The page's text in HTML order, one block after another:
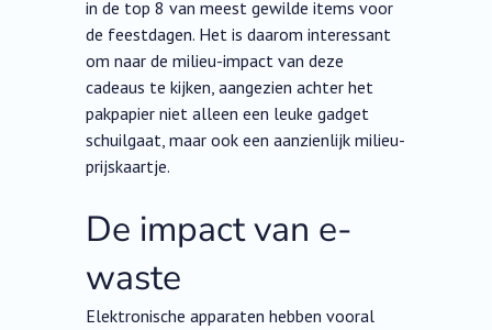
in de top 8 van meest gewilde items voor
de feestdagen. Het is daarom interessant
om naar de milieu-impact van deze
cadeaus te kijken, aangezien achter het
pakpapier niet alleen een leuke gadget
schuilgaat, maar ook een aanzienlijk milieu-
prijskaartje.
De impact van e-
waste
Elektronische apparaten hebben vooral